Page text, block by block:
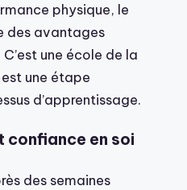
physique, le
des avantages
une école de la
est une étape
d’apprentissage.
confiance en soi
des semaines